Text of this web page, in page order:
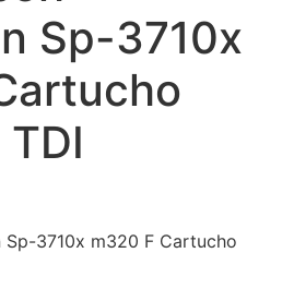
Sp-3710x
Sp-3710x m320 F Cartucho